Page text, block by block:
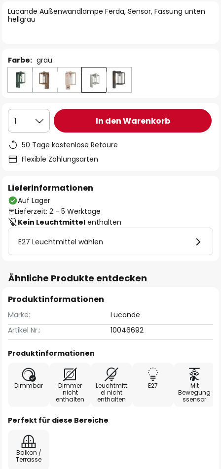
Lucande Außenwandlampe Ferda, Sensor, Fassung unten
hellgrau
Farbe: grau
1 In den Warenkorb
50 Tage kostenlose Retoure
Flexible Zahlungsarten
Lieferinformationen
Auf Lager
Lieferzeit: 2 - 5 Werktage
Kein Leuchtmittel enthalten
E27 Leuchtmittel wählen
Ähnliche Produkte entdecken
Produktinformationen
Marke:
Lucande
Artikel Nr.:
10046692
Produktinformationen
Dimmbar
Dimmer
nicht
enthalten
Leuchtmitt
el nicht
enthalten
E27
Mit
Bewegung
ssensor
Perfekt für diese Bereiche
Balkon /
Terrasse